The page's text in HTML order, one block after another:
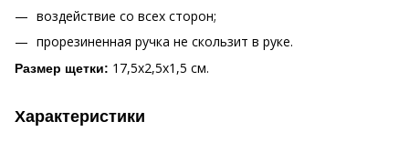
воздействие со всех сторон;
прорезиненная ручка не скользит в руке.
Размер щетки: 17,5х2,5х1,5 см.
Характеристики